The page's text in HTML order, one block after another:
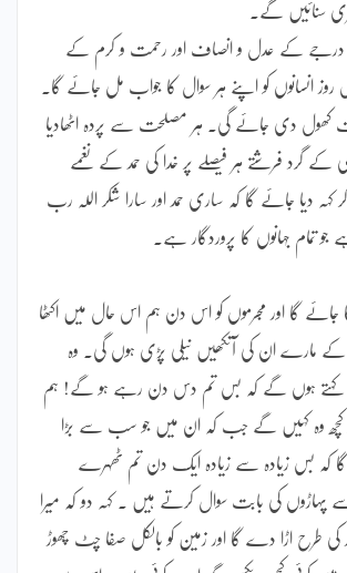
سنائیں گے۔
درجے کے عدل و انصاف اور رحمت و کرم کے
انسانوں کو اپنے ہر سوال کا جواب مل جائے گا۔
کھول دی جائے گی۔ ہر مصلحت سے پردہ اٹھادیا
گرد فرشتے ہر فیصلے پر خدا کی حمد کے نغمے
کہہ دیا جائے گا کہ ساری حمد اور سارا شکر اللہ رب
تمام جہانوں کا پروردگار ہے۔
جائے گا اور مجرموں کو اس دن ہم اس حال میں اکٹھا
مارے ان کی آنکھیں نیلی پڑی ہوں گی۔ وہ
کہتے ہوں گے کہ بس تم دس دن رہے ہو گے! ہم
کچھ وہ کہیں گے جب کہ ان میں جو سب سے بڑا
گا کہ بس زیادہ سے زیادہ ایک دن تم ٹھہرے
پہاڑوں کی بابت سوال کرتے ہیں ۔ کہہ دو کہ میرا
کی طرح اڑا دے گا اور زمین کو بالکل صفا چٹ چھوڑ